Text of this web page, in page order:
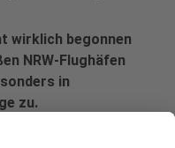
wirklich begonnen
NRW-Flughäfen
in
zu.